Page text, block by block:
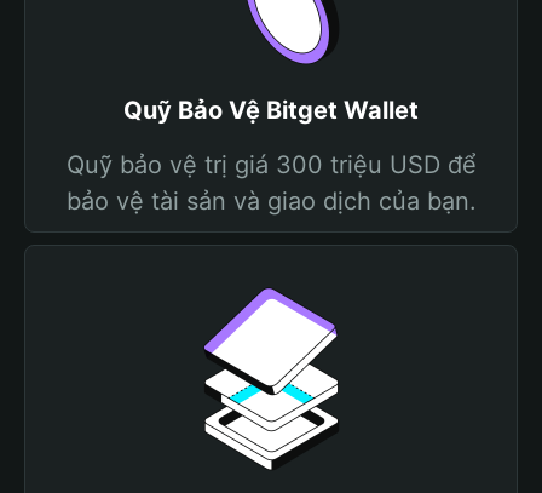
Quỹ Bảo Vệ Bitget Wallet
Quỹ bảo vệ trị giá 300 triệu USD để
bảo vệ tài sản và giao dịch của bạn.